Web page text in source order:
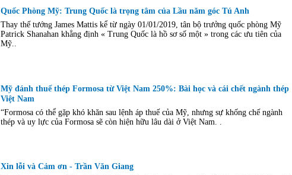
Quốc Phòng Mỹ: Trung Quốc là trọng tâm của Lầu năm góc Tú Anh
Thay thế tướng James Mattis kể từ ngày 01/01/2019, tân bộ trưởng quốc phòng Mỹ
Patrick Shanahan khẳng định « Trung Quốc là hồ sơ số một » trong các ưu tiên của
Mỹ..
Mỹ đánh thuế thép Formosa từ Việt Nam 250%: Bài học và cái chết ngành thép
Việt Nam
“Formosa có thể gặp khó khăn sau lệnh áp thuế của Mỹ, nhưng sự khống chế ngành
thép và uy lực của Formosa sẽ còn hiện hữu lâu dài ở Việt Nam. .
Xin lỗi và Cảm ơn - Trần Văn Giang